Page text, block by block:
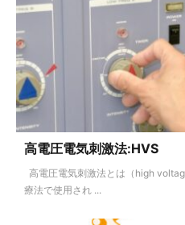
高電圧電気刺激法:HVS
高電圧電気刺激法とは（high
療法で使用され ...